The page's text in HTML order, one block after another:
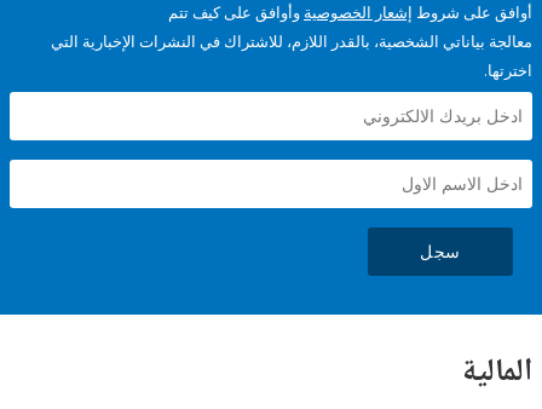
شروطإشعار الخصوصيةوأوافق على كيف تتم
الشخصية، بالقدر اللازم، للاشتراك في النشرات الإخبارية التي